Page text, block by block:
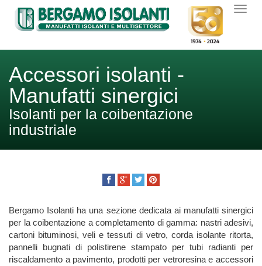
Accessori isolanti -
Manufatti sinergici
Isolanti per la coibentazione
industriale
Bergamo Isolanti ha una sezione dedicata ai manufatti sinergici
per la coibentazione a completamento di gamma: nastri adesivi,
cartoni bituminosi, veli e tessuti di vetro, corda isolante ritorta,
pannelli bugnati di polistirene stampato per tubi radianti per
riscaldamento a pavimento, prodotti per vetroresina e accessori